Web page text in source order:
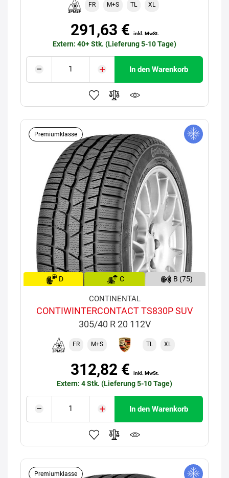
FR M+S TL XL
291,63 € inkl. MwSt.
Extern: 40+ Stk. (Lieferung 5-10 Tage)
In den Warenkorb
Premiumklasse
D C B (75)
CONTINENTAL
CONTIWINTERCONTACT TS830P SUV
305/40 R 20 112V
FR M+S TL XL
312,82 € inkl. MwSt.
Extern: 4 Stk. (Lieferung 5-10 Tage)
In den Warenkorb
Premiumklasse